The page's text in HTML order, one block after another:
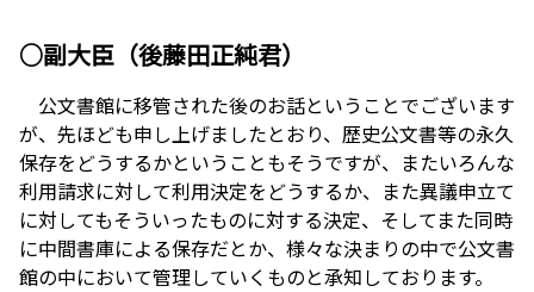
○副大臣（後藤田正純君）
公文書館に移管された後のお話ということでございます
が、先ほども申し上げましたとおり、歴史公文書等の永久
保存をどうするかということもそうですが、またいろんな
利用請求に対して利用決定をどうするか、また異議申立て
に対してもそういったものに対する決定、そしてまた同時
に中間書庫による保存だとか、様々な決まりの中で公文書
館の中において管理していくものと承知しております。